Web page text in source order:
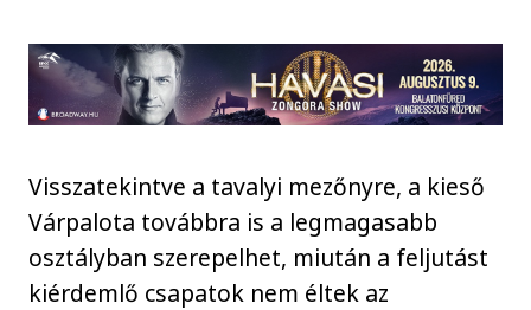
Visszatekintve a tavalyi mezőnyre, a kieső
Várpalota továbbra is a legmagasabb
osztályban szerepelhet, miután a feljutást
kiérdemlő csapatok nem éltek az